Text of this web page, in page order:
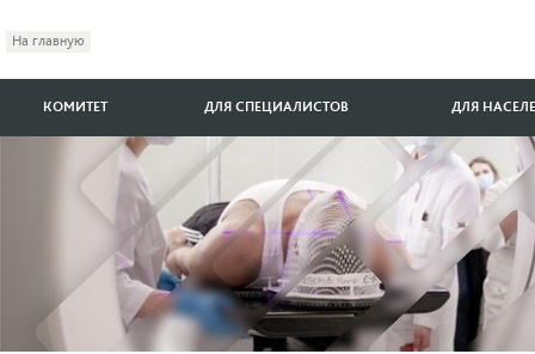
На главную
КОМИТЕТ ДЛЯ СПЕЦИАЛИСТОВ ДЛЯ